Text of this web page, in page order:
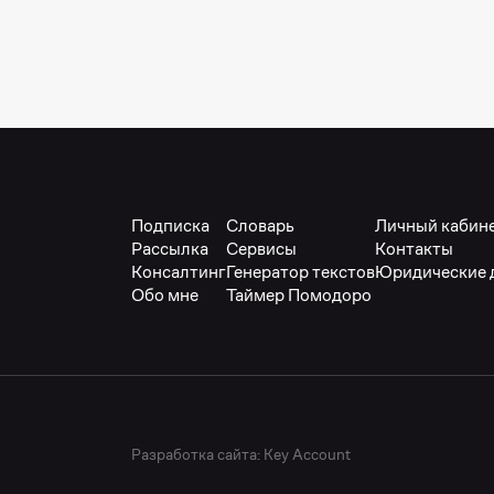
Подписка
Рассылка
Консалтинг
Обо мне
Словарь
Сервисы
Генератор текстов
Таймер Помодоро
Личный
Контакты
Юридические
Разработка сайта: Key Account